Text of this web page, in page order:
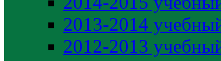
2013-2014
2012-2013